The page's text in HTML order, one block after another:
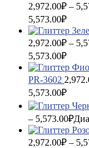
2,972.00₽ –
5,573.00₽
2,972.00₽ –
5,573.00₽
PR-3602
5,573.00₽
– 5,573.00₽
2,972.00₽ –